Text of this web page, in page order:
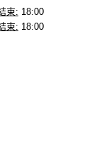
束: 18:00
束: 18:00